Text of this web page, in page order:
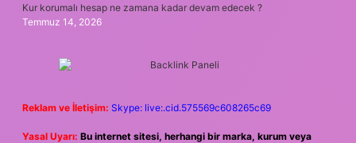
Kur korumalı hesap ne zamana kadar devam edecek ?
Temmuz 14, 2026
Reklam ve İletişim: Skype: live:.cid.575569c608265c69
Yasal Uyarı: Bu internet sitesi, herhangi bir marka, kurum veya